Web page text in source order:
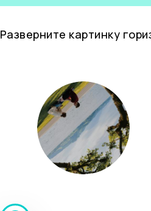
Разверните картинку